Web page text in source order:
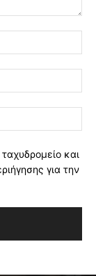
και
για την